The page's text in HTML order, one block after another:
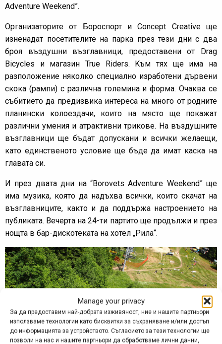
Manage your privacy
За да предоставим най-добрата изживяност, ние и нашите партньори
използваме технологии като бисквитки за съхраняване и/или достъп
до информацията за устройството. Съгласието за тези технологии ще
позволи на нас и нашите партньори да обработваме лични данни,
Adventure Weekend”.
Организаторите от Бороспорт и Concept Creative ще
изненадат посетителите на парка през тези дни с два
броя въздушни възглавници, предоставени от Drag
Bicycles и магазин True Riders. Kъм тях ще има на
разположение няколко специално изработени дървени
скока (рампи) с различна големина и форма. Очаква се
събитието да предизвика интереса на много от родните
планински колоездачи, които на място ще покажат
различни умения и атрактивни трикове. На въздушните
възглавници ще бъдат допускани и всички желаещи,
като единственото условие ще бъде да имат каска на
главата си.
И през двата дни на “Borovets Adventure Weekend” ще
има музика, която да надъхва всички, които скачат на
възглавниците, както и да поддържа настроението на
публиката. Вечерта на 24-ти партито ще продължи и през
нощта в бар-дискотеката на хотел „Рила“.